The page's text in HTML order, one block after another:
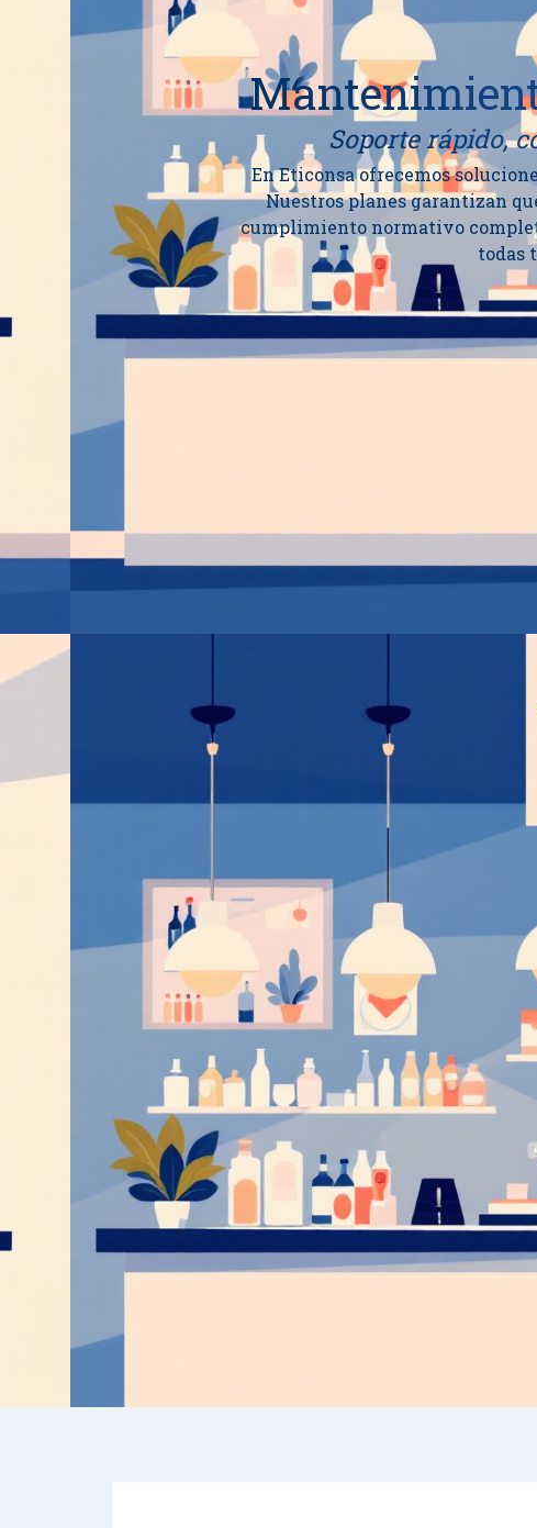
Soporte rápido,
En Eticonsa ofrecemos
Nuestros planes garantizan
cumplimiento normativo
todas